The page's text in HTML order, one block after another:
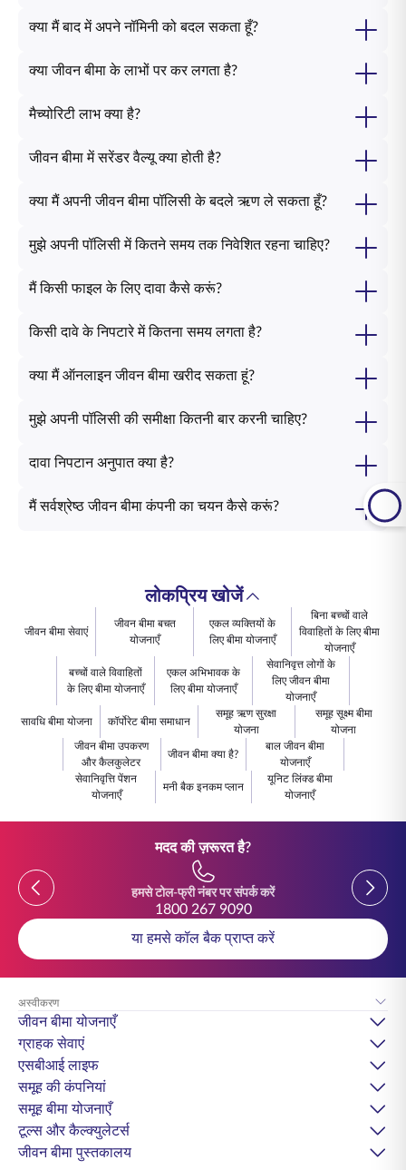
क्या मैं बाद में अपने नॉमिनी को बदल सकता हूँ?
क्या जीवन बीमा के लाभों पर कर लगता है?
मैच्योरिटी लाभ क्या है?
जीवन बीमा में सरेंडर वैल्यू क्या होती है?
क्या मैं अपनी जीवन बीमा पॉलिसी के बदले ऋण ले सकता हूँ?
मुझे अपनी पॉलिसी में कितने समय तक निवेशित रहना चाहिए?
मैं किसी फाइल के लिए दावा कैसे करूं?
किसी दावे के निपटारे में कितना समय लगता है?
क्या मैं ऑनलाइन जीवन बीमा खरीद सकता हूं?
मुझे अपनी पॉलिसी की समीक्षा कितनी बार करनी चाहिए?
दावा निपटान अनुपात क्या है?
मैं सर्वश्रेष्ठ जीवन बीमा कंपनी का चयन कैसे करूं?
लोकप्रिय खोजें
जीवन बीमा सेवाएं
जीवन बीमा बचत
योजनाएँ
एकल व्यक्तियों के
लिए बीमा योजनाएँ
बिना बच्चों वाले
विवाहितों के लिए बीमा
योजनाएँ
बच्चों वाले विवाहितों
के लिए बीमा योजनाएँ
एकल अभिभावक के
लिए बीमा योजनाएँ
सेवानिवृत्त लोगों के
लिए जीवन बीमा
योजनाएँ
सावधि बीमा योजना कॉर्पोरेट बीमा समाधान
समूह ऋण सुरक्षा
योजना
समूह सूक्ष्म बीमा
योजना
जीवन बीमा उपकरण
और कैलकुलेटर
जीवन बीमा क्या है?
बाल जीवन बीमा
योजनाएँ
सेवानिवृत्ति पेंशन
योजनाएँ
मनी बैक इनकम प्लान
यूनिट लिंक्ड बीमा
योजनाएँ
मदद की ज़रूरत है?
Previous
हमसे टोल-फ्री नंबर पर संपर्क करें
1800 267 9090
Previous
या हमसे कॉल बैक प्राप्त करें
अस्वीकरण
जीवन बीमा योजनाएँ
ग्राहक सेवाएं
एसबीआई लाइफ
समूह की कंपनियां
समूह बीमा योजनाएँ
टूल्स और कैल्क्युलेटर्स
जीवन बीमा पुस्तकालय